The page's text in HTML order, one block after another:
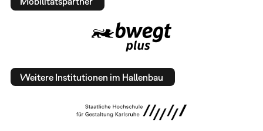
Weitere Institutionen im Hallenbau